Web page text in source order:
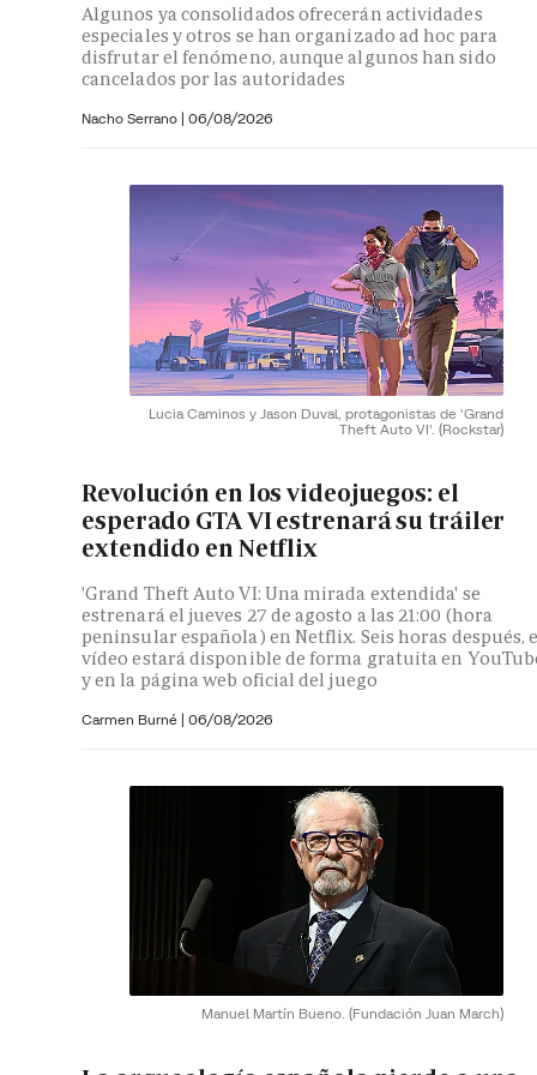
Algunos ya consolidados ofrecerán actividades
especiales y otros se han organizado ad hoc para
disfrutar el fenómeno, aunque algunos han sido
cancelados por las autoridades
Nacho Serrano | 06/08/2026
Lucia Caminos y Jason Duval, protagonistas de 'Grand
Theft Auto VI'. (Rockstar)
Revolución en los videojuegos: el
esperado GTA VI estrenará su tráiler
extendido en Netflix
'Grand Theft Auto VI: Una mirada extendida' se
estrenará el jueves 27 de agosto a las 21:00 (hora
peninsular española) en Netflix. Seis horas después,
vídeo estará disponible de forma gratuita en
y en la página web oficial del juego
Carmen Burné | 06/08/2026
Manuel Martín Bueno. (Fundación Juan March)